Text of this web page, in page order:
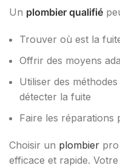
Un plombier qualifié
Trouver où est la
Offrir des moyens
Utiliser des
détecter la fuite
Faire les réparations
Choisir un plombier
efficace et rapide. Votre